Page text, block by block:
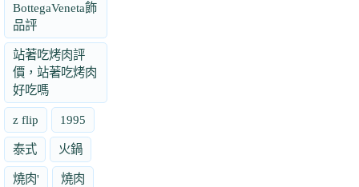
BottegaVeneta飾
品評
站著吃烤肉評
價，站著吃烤肉
好吃嗎
z flip 1995
泰式 火鍋
燒肉' 燒肉